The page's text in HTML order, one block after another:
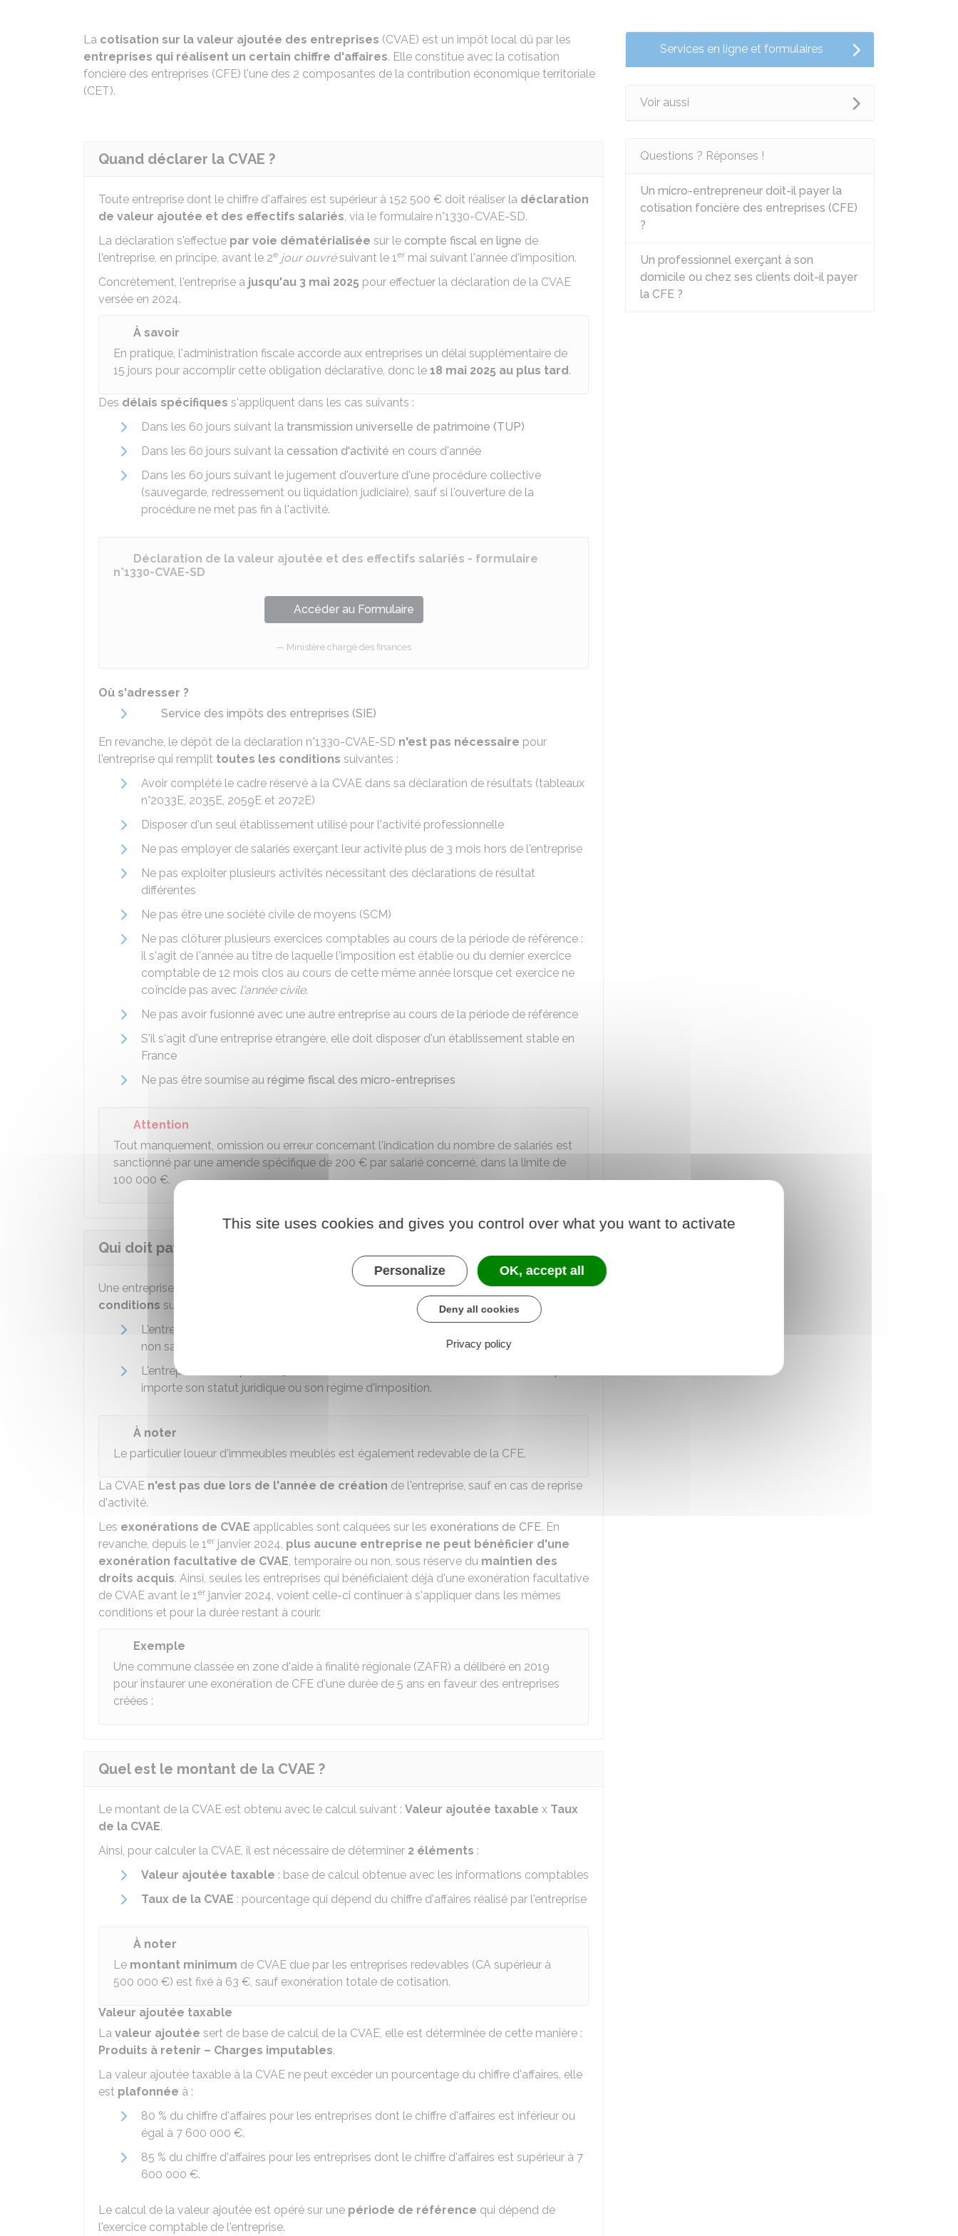
La cotisation sur la valeur ajoutée des entreprises (CVAE) est un impôt local dû par les
entreprises qui réalisent un certain chiffre d'affaires. Elle constitue avec la cotisation
foncière des entreprises (CFE) l'une des 2 composantes de la contribution économique territoriale
(CET).
Quand déclarer la CVAE ?
Toute entreprise dont le chiffre d'affaires est supérieur à 152 500 € doit réaliser la déclaration
de valeur ajoutée et des effectifs salariés, via le formulaire n°1330-CVAE-SD.
La déclaration s'effectue par voie dématérialisée sur le compte fiscal en ligne de
l'entreprise, en principe, avant le 2e jour ouvrésuivant le 1er mai suivant l'année d'imposition.
Concrètement, l'entreprise a jusqu'au 3 mai 2025 pour effectuer la déclaration de la CVAE
versée en 2024.
À savoir
En pratique, l'administration fiscale accorde aux entreprises un délai supplémentaire de
15 jours pour accomplir cette obligation déclarative, donc le 18 mai 2025 au plus tard.
Des délais spécifiques s'appliquent dans les cas suivants :
Dans les 60 jours suivant la transmission universelle de patrimoine (TUP)
Dans les 60 jours suivant la cessation d'activité en cours d'année
Dans les 60 jours suivant le jugement d'ouverture d'une procédure collective
(sauvegarde, redressement ou liquidation judiciaire), sauf si l'ouverture de la
procédure ne met pas fin à l'activité.
Déclaration de la valeur ajoutée et des effectifs salariés - formulaire
n°1330-CVAE-SD
Accéder au Formulaire
Ministère chargé des finances
Où s'adresser ?
Service des impôts des entreprises (SIE)
En revanche, le dépôt de la déclaration n°1330-CVAE-SD n'est pas nécessaire pour
l'entreprise qui remplit toutes les conditions suivantes :
Avoir complété le cadre réservé à la CVAE dans sa déclaration de résultats (tableaux
n°2033E, 2035E, 2059E et 2072E)
Disposer d'un seul établissement utilisé pour l'activité professionnelle
Ne pas employer de salariés exerçant leur activité plus de 3 mois hors de l'entreprise
Ne pas exploiter plusieurs activités nécessitant des déclarations de résultat
différentes
Ne pas être une société civile de moyens (SCM)
Ne pas clôturer plusieurs exercices comptables au cours de la période de référence :
il s'agit de l'année au titre de laquelle l'imposition est établie ou du dernier exercice
comptable de 12 mois clos au cours de cette même année lorsque cet exercice ne
coïncide pas avec l'année civile.
Ne pas avoir fusionné avec une autre entreprise au cours de la période de référence
S'il s'agit d'une entreprise étrangère, elle doit disposer d'un établissement stable en
France
Ne pas être soumise au régime fiscal des micro-entreprises
Attention
Tout manquement, omission ou erreur concernant l'indication du nombre de salariés est
sanctionné par une amende spécifique de 200 € par salarié concerné, dans la limite de
100 000 €.
Qui doit payer la CVAE ?
Une entreprise (société ou entreprise individuelle) doit payer laCVAElorsqu'elle remplit les2
conditions suivantes :
L'entreprise exerce une
non salariée est exercée à titre habituel en France.
L'entreprise réalise plus de
importe son statut juridique ou son régime d'imposition.
À noter
Le particulier loueur d'immeubles meublés est également redevable de la CFE.
La CVAE n'est pas due lors de l'année de création de l'entreprise, sauf en cas de reprise
d'activité.
Les exonérations de CVAE applicables sont calquées sur les exonérations de CFE. En
revanche, depuis le 1er janvier 2024, plus aucune entreprise ne peut bénéficier d'une
exonération facultative de CVAE, temporaire ou non, sous réserve du maintien des
droits acquis. Ainsi, seules les entreprises qui bénéficiaient déjà d'une exonération facultative
de CVAE avant le 1er janvier 2024, voient celle-ci continuer à s'appliquer dans les mêmes
conditions et pour la durée restant à courir.
Exemple
Une commune classée en zone d'aide à finalité régionale (ZAFR) a délibéré en 2019
pour instaurer une exonération de CFE d'une durée de 5 ans en faveur des entreprises
créées :
Quel est le montant de la CVAE ?
Le montant de la CVAE est obtenu avec le calcul suivant : Valeur ajoutée taxable x Taux
de la CVAE.
Ainsi, pour calculer la CVAE, il est nécessaire de déterminer 2 éléments :
Valeur ajoutée taxable : base de calcul obtenue avec les informations comptables
Taux de la CVAE : pourcentage qui dépend du chiffre d'affaires réalisé par l'entreprise
À noter
Le montant minimum de CVAE due par les entreprises redevables (CA supérieur à
500 000 €) est fixé à 63 €, sauf exonération totale de cotisation.
Valeur ajoutée taxable
La valeur ajoutée sert de base de calcul de la CVAE, elle est déterminée de cette manière :
Produits à retenir – Charges imputables.
La valeur ajoutée taxable à la CVAE ne peut excéder un pourcentage du chiffre d'affaires, elle
est plafonnée à :
80 % du chiffre d'affaires pour les entreprises dont le chiffre d'affaires est inférieur ou
égal à 7 600 000 €.
85 % du chiffre d'affaires pour les entreprises dont le chiffre d'affaires est supérieur à 7
600 000 €.
Le calcul de la valeur ajoutée est opéré sur une période de référence qui dépend de
l'exercice comptable de l'entreprise.
Services en ligne et formulaires
Voir aussi
Questions ? Réponses !
Un micro-entrepreneur doit-il payer la
cotisation foncière des entreprises (CFE)
?
Un professionnel exerçant à son
domicile ou chez ses clients doit-il payer
la CFE ?
This site uses cookies and gives you control over what you want to activate
Personalize OK, accept all
Deny all cookies
Privacy policy